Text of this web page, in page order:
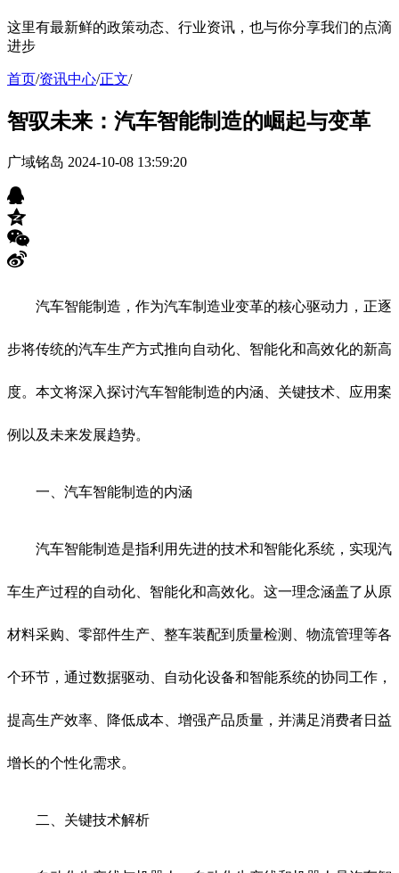
这里有最新鲜的政策动态、行业资讯，也与你分享我们的点滴
进步
首页/资讯中心/正文/
智驭未来：汽车智能制造的崛起与变革
广域铭岛 2024-10-08 13:59:20
汽车智能制造，作为汽车制造业变革的核心驱动力，正逐
步将传统的汽车生产方式推向自动化、智能化和高效化的新高
度。本文将深入探讨汽车智能制造的内涵、关键技术、应用案
例以及未来发展趋势。
一、汽车智能制造的内涵
汽车智能制造是指利用先进的技术和智能化系统，实现汽
车生产过程的自动化、智能化和高效化。这一理念涵盖了从原
材料采购、零部件生产、整车装配到质量检测、物流管理等各
个环节，通过数据驱动、自动化设备和智能系统的协同工作，
提高生产效率、降低成本、增强产品质量，并满足消费者日益
增长的个性化需求。
二、关键技术解析